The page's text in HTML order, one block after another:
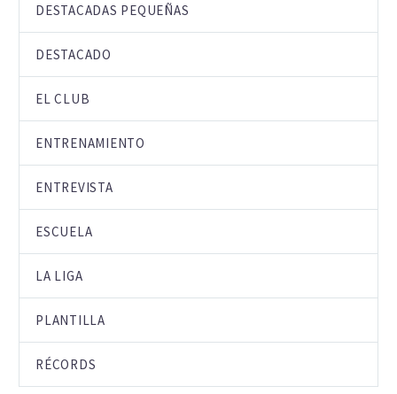
DESTACADAS PEQUEÑAS
DESTACADO
EL CLUB
ENTRENAMIENTO
ENTREVISTA
ESCUELA
LA LIGA
PLANTILLA
RÉCORDS